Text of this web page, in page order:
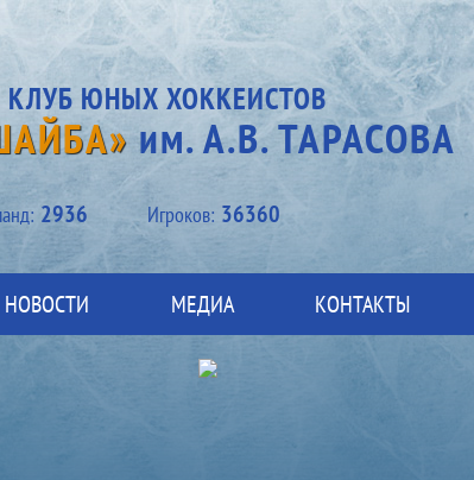
КЛУБ ЮНЫХ ХОККЕИСТОВ
им. А.В. ТАРАСОВА
2936 Игроков: 36360
НОВОСТИ МЕДИА КОНТАКТЫ